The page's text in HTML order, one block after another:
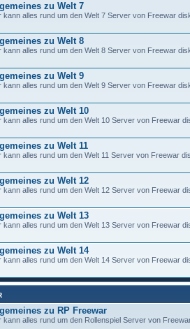
zu Welt 7
kann alles rund um den Welt 7 Server von Freewar
zu Welt 8
kann alles rund um den Welt 8 Server von Freewar
zu Welt 9
kann alles rund um den Welt 9 Server von Freewar
zu Welt 10
kann alles rund um den Welt 10 Server von Freewar
zu Welt 11
kann alles rund um den Welt 11 Server von Freewar
zu Welt 12
kann alles rund um den Welt 12 Server von Freewar
zu Welt 13
kann alles rund um den Welt 13 Server von Freewar
zu Welt 14
kann alles rund um den Welt 14 Server von Freewar
zu RP Freewar
kann alles rund um den Rollenspiel Server von